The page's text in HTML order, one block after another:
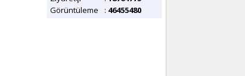
Görüntüleme
: 46455480